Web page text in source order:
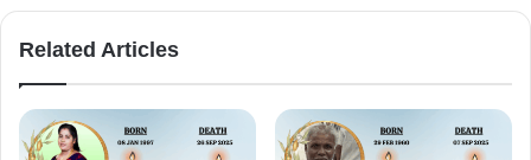
Related Articles